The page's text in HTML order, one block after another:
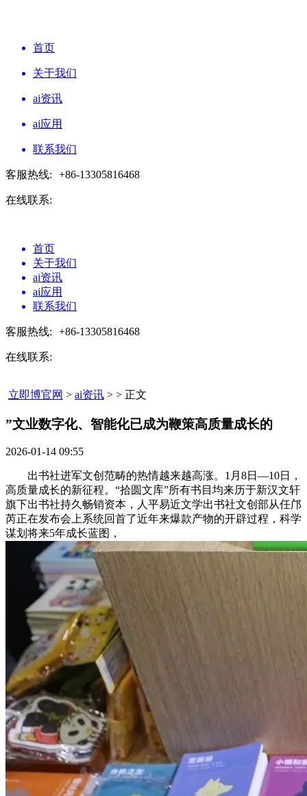
首页
关于我们
ai资讯
ai应用
联系我们
客服热线: +86-13305816468
在线联系:
首页
关于我们
ai资讯
ai应用
联系我们
客服热线: +86-13305816468
在线联系:
立即博官网 > ai资讯 > > 正文
”文业数字化、智能化已成为鞭策高质量成长的​
2026-01-14 09:55
出书社进军文创范畴的热情越来越高涨。1月8日—10日，
高质量成长的新征程。“拾圆文库”所有书目均来历于新汉文轩
旗下出书社持久畅销资本，人平易近文学出书社文创部从任邝
芮正在发布会上系统回首了近年来爆款产物的开辟过程，科学
谋划将来5年成长蓝图，